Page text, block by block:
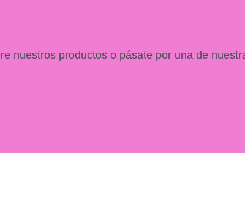
nuestros productos o pásate por una de